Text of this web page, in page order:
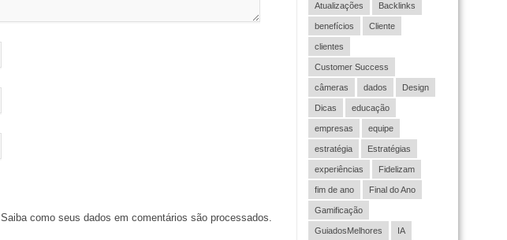
Saiba como seus dados em comentários são processados.
Atualizações Backlinks
benefícios Cliente
clientes
Customer Success
câmeras dados Design
Dicas educação
empresas equipe
estratégia Estratégias
experiências Fidelizam
fim de ano Final do Ano
Gamificação
GuiadosMelhores IA